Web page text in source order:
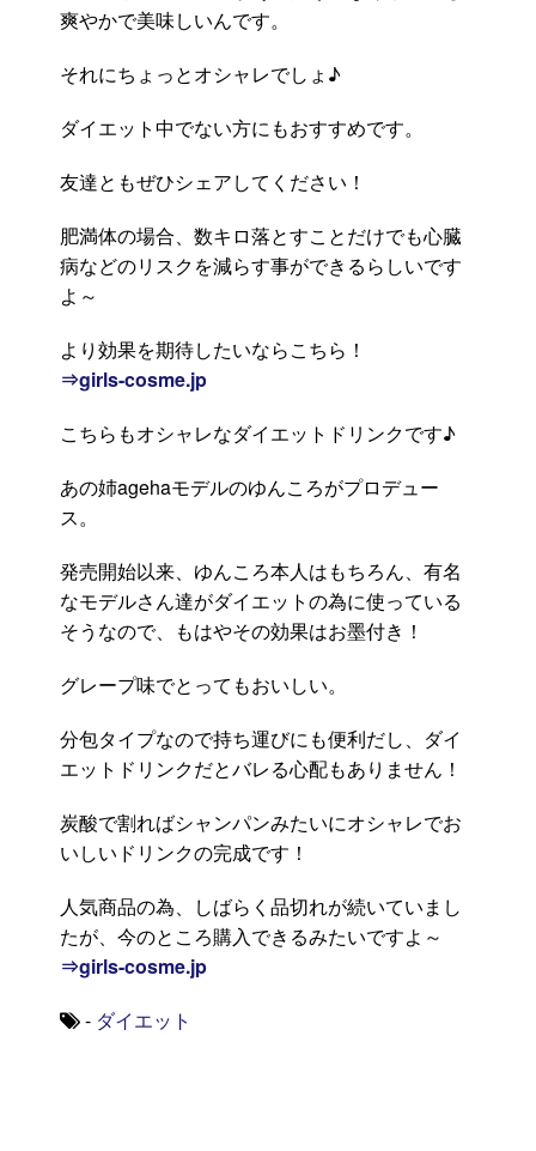
爽やかで美味しいんです。
それにちょっとオシャレでしょ♪
ダイエット中でない方にもおすすめです。
友達ともぜひシェアしてください！
肥満体の場合、数キロ落とすことだけでも心臓
病などのリスクを減らす事ができるらしいです
よ～
より効果を期待したいならこちら！
⇒girls-cosme.jp
こちらもオシャレなダイエットドリンクです♪
あの姉agehaモデルのゆんころがプロデュー
ス。
発売開始以来、ゆんころ本人はもちろん、有名
なモデルさん達がダイエットの為に使っている
そうなので、もはやその効果はお墨付き！
グレープ味でとってもおいしい。
分包タイプなので持ち運びにも便利だし、ダイ
エットドリンクだとバレる心配もありません！
炭酸で割ればシャンパンみたいにオシャレでお
いしいドリンクの完成です！
人気商品の為、しばらく品切れが続いていまし
たが、今のところ購入できるみたいですよ～
⇒girls-cosme.jp
- ダイエット